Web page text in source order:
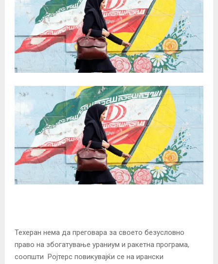
Техеран нема да преговара за своето безусловно
право на збогатување ураниум и ракетна програма,
соопшти Ројтерс повикувајќи се на ирански